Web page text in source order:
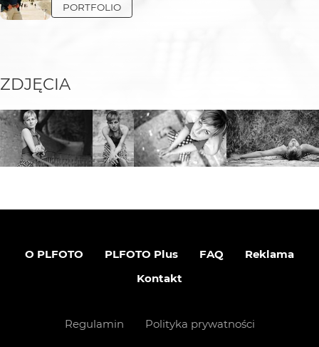
PORTFOLIO
ZDJĘCIA
O PLFOTO PLFOTO Plus FAQ
Reklama
Kontakt
Regulamin Polityka prywatności